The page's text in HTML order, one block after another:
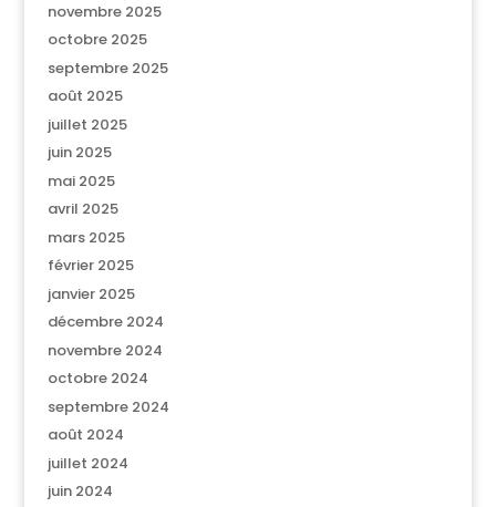
novembre 2025
octobre 2025
septembre 2025
août 2025
juillet 2025
juin 2025
mai 2025
avril 2025
mars 2025
février 2025
janvier 2025
décembre 2024
novembre 2024
octobre 2024
septembre 2024
août 2024
juillet 2024
juin 2024